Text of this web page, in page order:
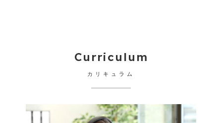
Curriculum
カリキュラム